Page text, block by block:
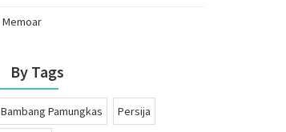
Memoar
By Tags
Bambang Pamungkas Persija